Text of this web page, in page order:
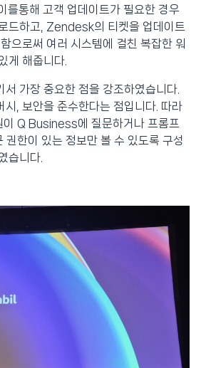
를통해 고객 업데이트가 필요한 경우
드하고, Zendesk의 티켓을 업데이트
으로써 여러 시스템에 걸친 복잡한 워
게 해줍니다.
서 가장 중요한 점을 강조하였습니다.
시, 보안을 준수한다는 점입니다. 따라
이 Q Business에 질문하거나 프롬프
권한이 있는 정보만 볼 수 있도록 구성
습니다.